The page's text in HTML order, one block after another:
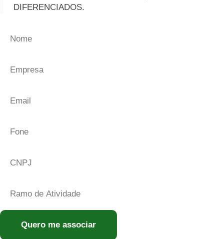
DIFERENCIADOS.
Quero me associar